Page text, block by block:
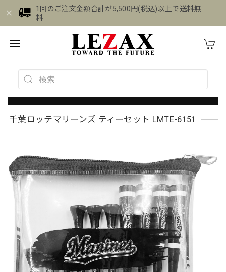
1回のご注文金額合計が5,500円(税込)以上で送料無
料
千葉ロッテマリーンズ ティーセット LMTE-6151